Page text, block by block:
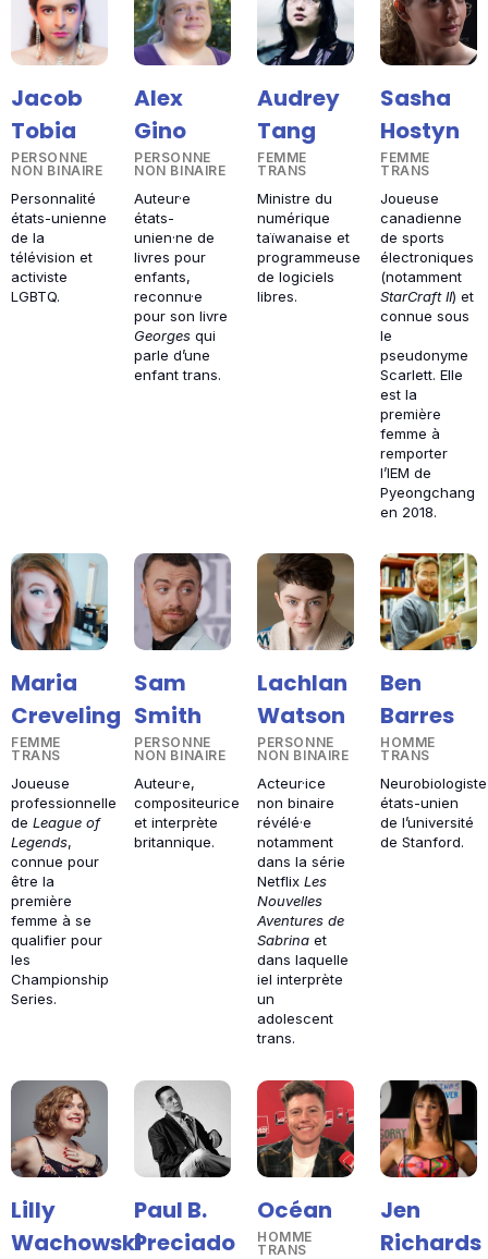
Jacob
Tobia
PERSONNE
NON BINAIRE
Personnalité
états-unienne
de la
télévision et
activiste
LGBTQ.
Alex
Gino
PERSONNE
NON BINAIRE
Auteur·e
états-
unien·ne de
livres pour
enfants,
reconnu·e
pour son livre
Georges qui
parle d’une
enfant trans.
Audrey
Tang
FEMME
TRANS
Ministre du
numérique
taïwanaise et
programmeuse
de logiciels
libres.
Sasha
Hostyn
FEMME
TRANS
Joueuse
canadienne
de sports
électroniques
(notamment
StarCraft II) et
connue sous
le
pseudonyme
Scarlett. Elle
est la
première
femme à
remporter
l’IEM de
Pyeongchang
en 2018.
Maria
Creveling
FEMME
TRANS
Joueuse
professionnelle
de League of
Legends,
connue pour
être la
première
femme à se
qualifier pour
les
Championship
Series.
Sam
Smith
PERSONNE
NON BINAIRE
Auteur·e,
compositeurice
et interprète
britannique.
Lachlan
Watson
PERSONNE
NON BINAIRE
Acteur·ice
non binaire
révélé·e
notamment
dans la série
Netflix Les
Nouvelles
Aventures de
Sabrina et
dans laquelle
iel interprète
un
adolescent
trans.
Ben
Barres
HOMME
TRANS
Neurobiologiste
états-unien
de l’université
de Stanford.
Lilly
Wachowski
Paul B.
Preciado
Océan
HOMME
TRANS
Jen
Richards